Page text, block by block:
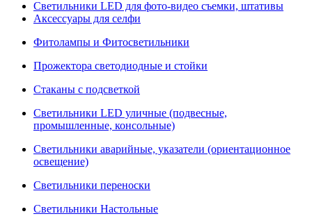
Светильники LED для фото-видео съемки, штативы
Аксессуары для селфи
Фитолампы и Фитосветильники
Прожектора светодиодные и стойки
Стаканы с подсветкой
Светильники LED уличные (подвесные,
промышленные, консольные)
Светильники аварийные, указатели (ориентационное
освещение)
Светильники переноски
Светильники Настольные